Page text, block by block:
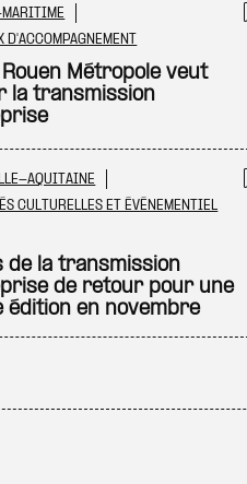
ma sélection
D'ACCOMPAGNEMENT
Métropole veut
la transmission
ma sélection
AQUITAINE
CULTURELLES ET ÉVÉNEMENTIEL
de la transmission
de retour pour une
édition en novembre